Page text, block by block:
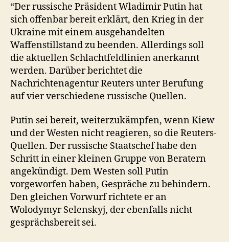
“Der russische Präsident Wladimir Putin hat
sich offenbar bereit erklärt, den Krieg in der
Ukraine mit einem ausgehandelten
Waffenstillstand zu beenden. Allerdings soll
die aktuellen Schlachtfeldlinien anerkannt
werden. Darüber berichtet die
Nachrichtenagentur Reuters unter Berufung
auf vier verschiedene russische Quellen.
Putin sei bereit, weiterzukämpfen, wenn Kiew
und der Westen nicht reagieren, so die Reuters-
Quellen. Der russische Staatschef habe den
Schritt in einer kleinen Gruppe von Beratern
angekündigt. Dem Westen soll Putin
vorgeworfen haben, Gespräche zu behindern.
Den gleichen Vorwurf richtete er an
Wolodymyr Selenskyj, der ebenfalls nicht
gesprächsbereit sei.